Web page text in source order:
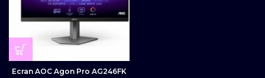
Ecran AOC Agon Pro AG246FK